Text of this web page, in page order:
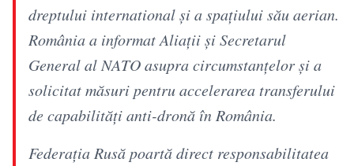
dreptului international și a spațiului său aerian.
România a informat Aliații și Secretarul
General al NATO asupra circumstanțelor și a
solicitat măsuri pentru accelerarea transferului
de capabilități anti-dronă în România.
Federația Rusă poartă direct responsabilitatea